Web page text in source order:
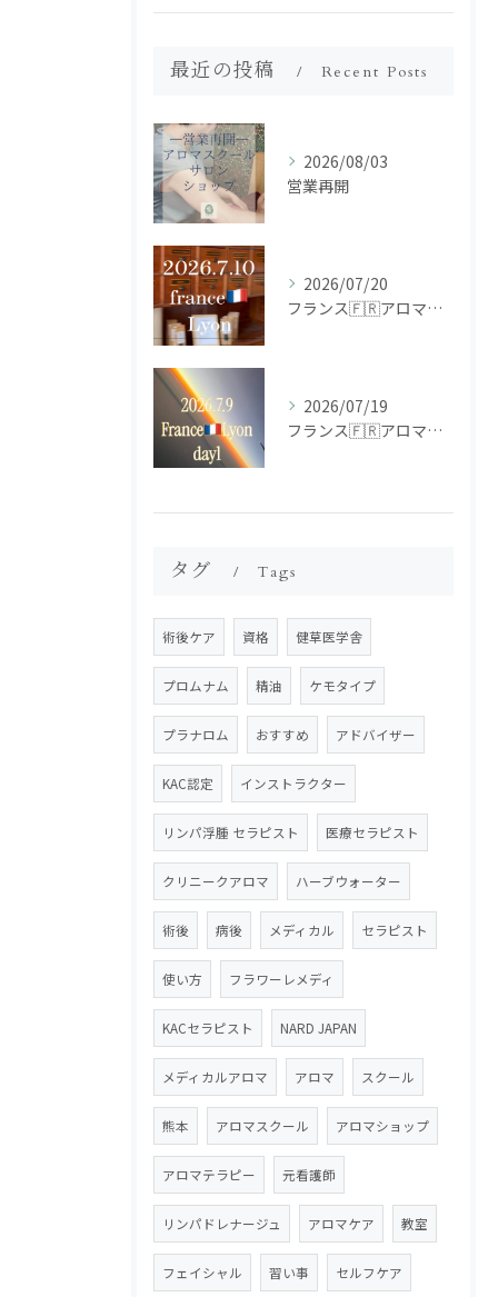
最近の投稿 Recent Posts
2026/08/03
営業再開
2026/07/20
フランス🇫🇷アロマ研修ツアー𝗱𝗮𝘆𝟮
2026/07/19
フランス🇫🇷アロマ研修ツアー𝗱𝗮𝘆𝟭
タグ Tags
術後ケア 資格 健草医学舎
プロムナム 精油 ケモタイプ
プラナロム おすすめ アドバイザー
KAC認定 インストラクター
リンパ浮腫 セラピスト 医療セラピスト
クリニークアロマ ハーブウォーター
術後 病後 メディカル セラピスト
使い方 フラワーレメディ
KACセラピスト NARD JAPAN
メディカルアロマ アロマ スクール
熊本 アロマスクール アロマショップ
アロマテラピー 元看護師
リンパドレナージュ アロマケア 教室
フェイシャル 習い事 セルフケア